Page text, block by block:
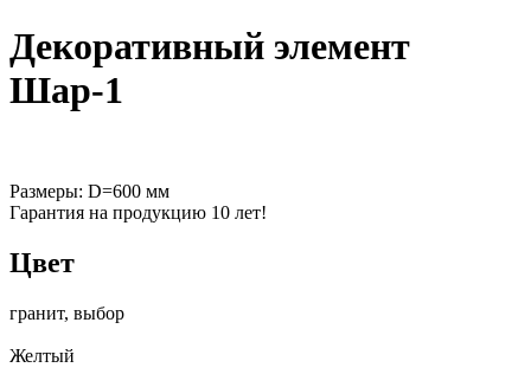
Декоративный элемент
Шар-1
Размеры: D=600 мм
Гарантия на продукцию 10 лет!
Цвет
гранит, выбор
Желтый